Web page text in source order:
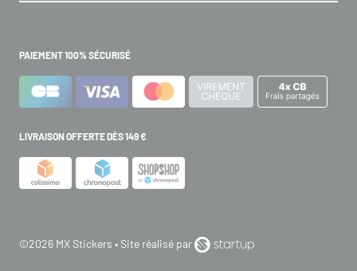
PAIEMENT 100% SÉCURISÉ
LIVRAISON OFFERTE DÈS 149 €
©2026 MX Stickers • Site réalisé par